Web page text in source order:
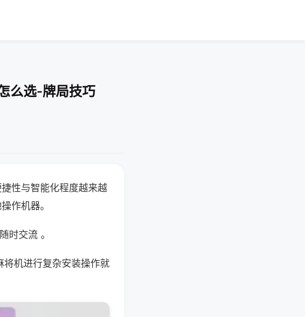
么选-牌局技巧
性与智能化程度越来越
作机器。
时交流 。
机进行复杂安装操作就